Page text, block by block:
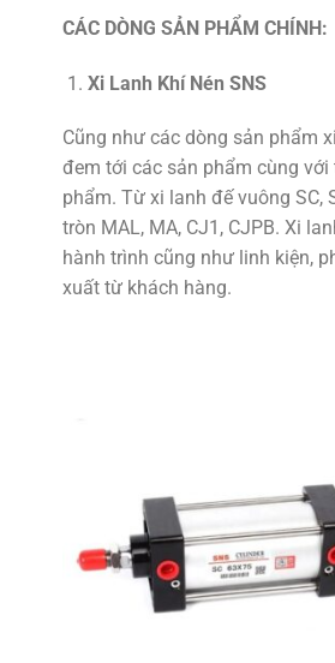
CÁC DÒNG SẢN PHẨM CHÍNH:
Xi Lanh Khí Nén SNS
Cũng như các dòng sản phẩm
đem tới các sản phẩm cùng
phẩm. Từ xi lanh đế vuông SC,
tròn MAL, MA, CJ1, CJPB. Xi
hành trình cũng như linh kiện,
xuất từ khách hàng.